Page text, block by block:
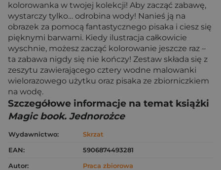
kolorowanka w twojej kolekcji! Aby zacząć zabawę,
wystarczy tylko… odrobina wody! Nanieś ją na
obrazek za pomocą fantastycznego pisaka i ciesz się
pięknymi barwami. Kiedy ilustracja całkowicie
wyschnie, możesz zacząć kolorowanie jeszcze raz –
ta zabawa nigdy się nie kończy! Zestaw składa się z
zeszytu zawierającego cztery wodne malowanki
wielorazowego użytku oraz pisaka ze zbiorniczkiem
na wodę.
Szczegółowe informacje na temat książki
Magic book. Jednorożce
Wydawnictwo:
Skrzat
EAN:
5906874493281
Autor:
Praca zbiorowa